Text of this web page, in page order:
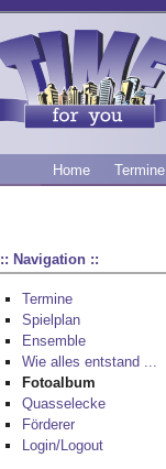
Home Termine
:: Navigation ::
Termine
Spielplan
Ensemble
Wie alles entstand ...
Fotoalbum
Quasselecke
Förderer
Login/Logout